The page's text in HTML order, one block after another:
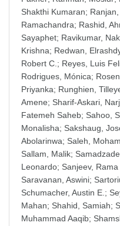
Shakthi Kumaran;
Ramachandra; Rashid,
Sayaphet; Ravikumar,
Krishna; Redwan,
Robert C. ; Reyes, Luis
Rodrigues, Mónica;
Priyanka; Runghien,
Amene; Sharif-Askari,
Fatemeh Saheb; Sahoo,
Monalisha; Sakshaug,
Abolarinwa; Saleh,
Sallam, Malik;
Leonardo; Sanjeev,
Saravanan, Aswini;
Schumacher, Austin E. ;
Mahan; Shahid, Samiah;
Muhammad Aaqib;